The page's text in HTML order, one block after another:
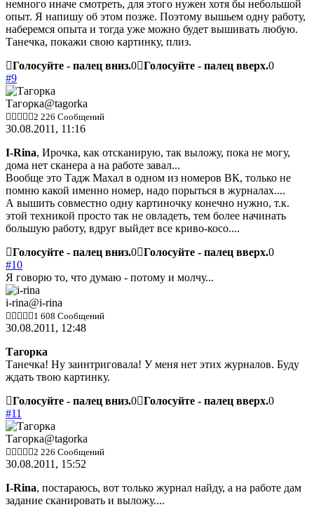
немного иначе смотреть, для этого нужен хотя бы небольшой
опыт. Я напишу об этом позже. Поэтому вышьем одну работу,
наберемся опыта и тогда уже можно будет вышивать любую.
Танечка, покажи свою картинку, плиз.
Голосуйте - палец вниз.0 Голосуйте - палец вверх.0
#9
Тагорка@tagorka
2 226 Сообщений
30.08.2011, 11:16
I-Rina, Ирочка, как отсканирую, так выложу, пока не могу,
дома нет сканера а на работе завал...
Вообще это Тадж Махал в одном из номеров ВК, только не
помню какой именно номер, надо порыться в журналах....
А вышить совместно одну картиночку конечно нужно, т.к.
этой техникой просто так не овладеть, тем более начинать
большую работу, вдруг выйдет все криво-косо....
Голосуйте - палец вниз.0 Голосуйте - палец вверх.0
#10
Я говорю то, что думаю - потому и молчу...
i-rina@i-rina
1 608 Сообщений
30.08.2011, 12:48
Тагорка
Танечка! Ну заинтриговала! У меня нет этих журналов. Буду
ждать твою картинку.
Голосуйте - палец вниз.0 Голосуйте - палец вверх.0
#11
Тагорка@tagorka
2 226 Сообщений
30.08.2011, 15:52
I-Rina, постараюсь, вот только журнал найду, а на работе дам
задание сканировать и выложу....